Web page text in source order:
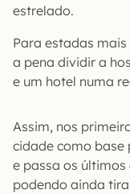
estrelado.
Para estadas
a pena dividir a
e um hotel numa
Assim, nos
cidade como base
e passa os
podendo ainda